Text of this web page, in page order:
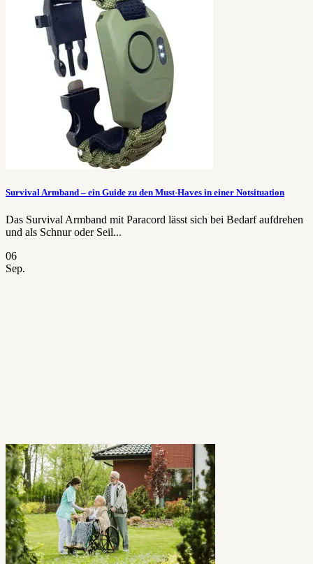
Survival Armband – ein Guide zu den Must-Haves in einer Notsituation
Das Survival Armband mit Paracord lässt sich bei Bedarf aufdrehen
und als Schnur oder Seil...
06
Sep.